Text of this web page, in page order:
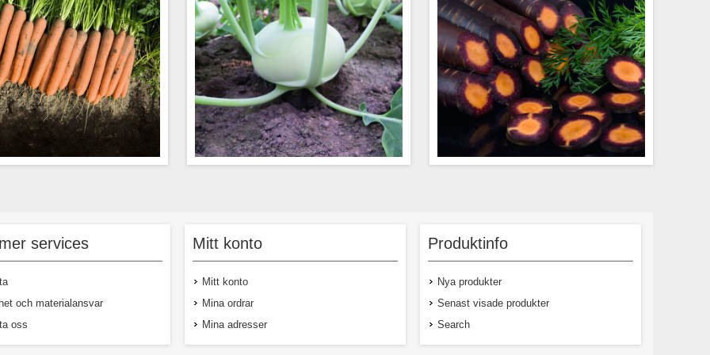
alltid levererar och alltid ger hög
är välfylld, snygg och tål
i sortering och lager. En
formen och med bra inre kvalitet. Fin i
smaken och texturen. 66 dagar från sådd
till skörd.
utseende när man slantar den. Ger ett fint
inslag till exempel tillsammans i buntar
med Rainbow F1. Den ska helst ätas rå
ångas eller kokas. Purple Haze har bra
blast och något konisk, ganska lång,
slank rot. En läcker sort att ha som
services
och materialansvar
oss
Mitt konto
Mitt konto
Mina ordrar
Mina adresser
Produktinfo
Nya produkter
Senast visade produkter
Search